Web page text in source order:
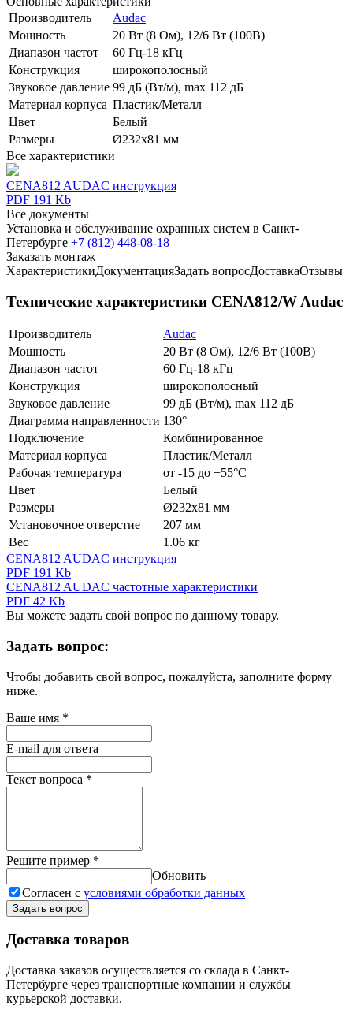
Производитель
Audac
Мощность
20 Вт (8 Ом), 12/6 Вт (100В)
Диапазон частот
60 Гц-18 кГц
Конструкция
широкополосный
Звуковое давление 99 дБ (Вт/м), max 112 дБ
Материал корпуса Пластик/Металл
Цвет
Белый
Размеры
Ø232х81 мм
Все характеристики
CENA812 AUDAC инструкция
PDF 191 Kb
Все документы
Установка и обслуживание охранных систем в Санкт-
Петербурге +7 (812) 448-08-18
Заказать монтаж
ХарактеристикиДокументацияЗадать вопросДоставкаОтзывы
Технические характеристики CENA812/W Audac
Производитель
Audac
Мощность
20 Вт (8 Ом), 12/6 Вт (100В)
Диапазон частот
60 Гц-18 кГц
Конструкция
широкополосный
Звуковое давление
99 дБ (Вт/м), max 112 дБ
Диаграмма направленности 130°
Подключение
Комбинированное
Материал корпуса
Пластик/Металл
Рабочая температура
от -15 до +55°C
Цвет
Белый
Размеры
Ø232х81 мм
Установочное отверстие
207 мм
Вес
1.06 кг
CENA812 AUDAC инструкция
PDF 191 Kb
CENA812 AUDAC частотные характеристики
PDF 42 Kb
Вы можете задать свой вопрос по данному товару.
Задать вопрос:
Чтобы добавить свой вопрос, пожалуйста, заполните форму
ниже.
Ваше имя *
E-mail для ответа
Текст вопроса *
Решите пример *
Обновить
Согласен с условиями обработки данных
Задать вопрос
Доставка товаров
Доставка заказов осуществляется со склада в Санкт-
Петербурге через транспортные компании и службы
курьерской доставки.